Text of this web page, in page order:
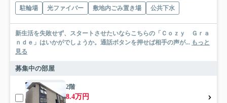
駐輪場 光ファイバー 敷地内ごみ置き場 公共下水
新生活を失敗せず、スタートさせたいならこちらの「Ｃｏｚｙ Ｇｒａ
ｎｄｅ」はいかがでしょうか。通話ボタンを押せば相手の声が... もっと
見る
募集中の部屋
2階
8.4万円